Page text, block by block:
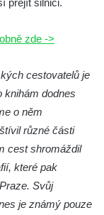
zde ->
cestovatelů je
knihám dodnes
o něm
různé části
cest shromáždil
které pak
Svůj
je známý pouze